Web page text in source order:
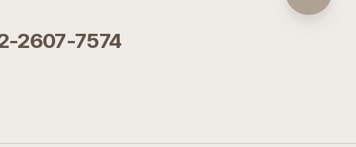
2607-7574